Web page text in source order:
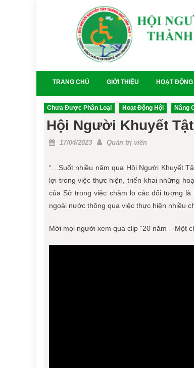
TRANG CHỦ GIỚI THIỆU HOẠT ĐỘNG
Chưa Được Phân Loại Hoạt Động Hội Nâng
Hội Người Khuyết
Posted
17/04/2023 Author
Quản trị viên
“…Suốt nhiều năm qua Hội Người Khuyết
lợi trong việc thực hiện, triển khai những
của Sở trong việc chăm lo các đối tượng
ngoài nước thông qua việc thực hiện nhiều
Mời mọi người xem qua clip “20 năm – Một